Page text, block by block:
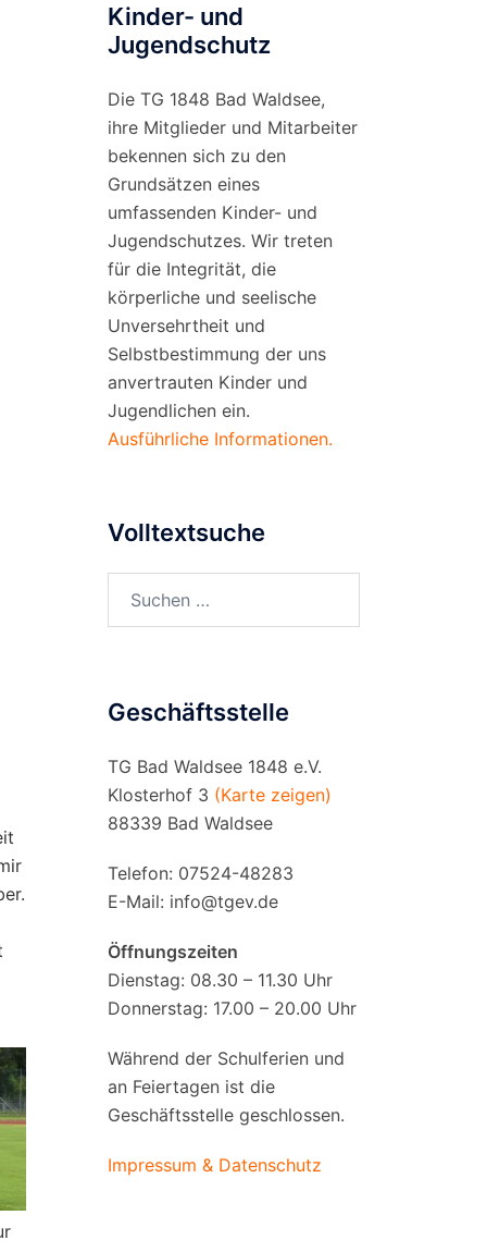
Kinder- und
Jugendschutz
Die TG 1848 Bad Waldsee,
ihre Mitglieder und Mitarbeiter
bekennen sich zu den
Grundsätzen eines
umfassenden Kinder- und
Jugendschutzes. Wir treten
für die Integrität, die
körperliche und seelische
Unversehrtheit und
Selbstbestimmung der uns
anvertrauten Kinder und
Jugendlichen ein.
Ausführliche Informationen.
Volltextsuche
nach:
Geschäftsstelle
TG Bad Waldsee 1848 e.V.
Klosterhof 3 (Karte zeigen)
88339 Bad Waldsee
Telefon: 07524-48283
E-Mail: info@tgev.de
Öffnungszeiten
Dienstag: 08.30 – 11.30 Uhr
Donnerstag: 17.00 – 20.00 Uhr
Während der Schulferien und
an Feiertagen ist die
Geschäftsstelle geschlossen.
Impressum & Datenschutz